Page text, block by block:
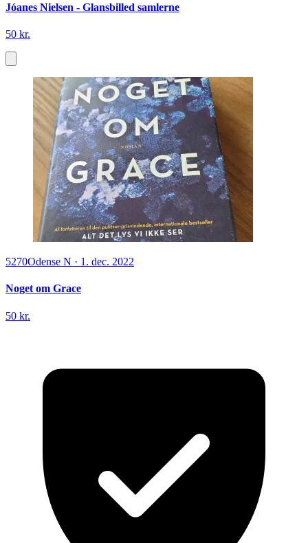
Jóanes Nielsen - Glansbilled samlerne
50 kr.
5270Odense N · 1. dec. 2022
Noget om Grace
50 kr.